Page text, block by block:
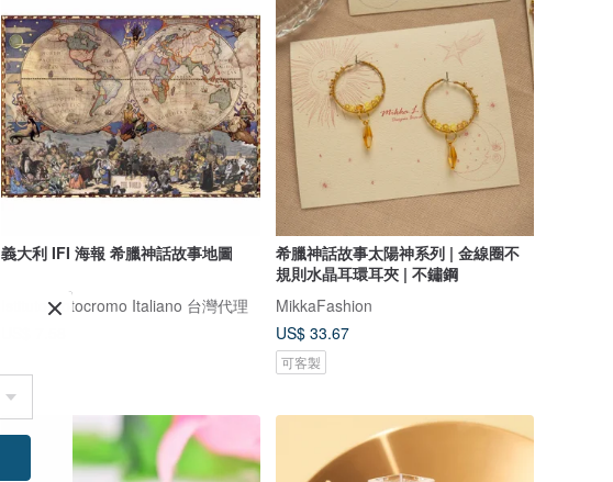
義大利 IFI 海報 希臘神話故事地圖
Istituto Fotocromo Italiano 台灣代理
希臘神話故事太陽神系列 | 金線圈不
規則水晶耳環耳夾 | 不鏽鋼
MikkaFashion
US$ 33.67
可客製